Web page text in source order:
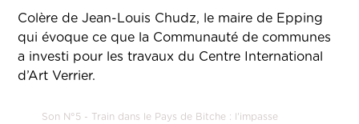
Colère de Jean-Louis Chudz, le maire de Epping
qui évoque ce que la Communauté de communes
a investi pour les travaux du Centre International
d’Art Verrier.
Son N°5 - Train dans le Pays de Bitche : l'impasse